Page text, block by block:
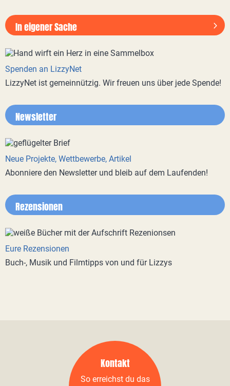
In eigener Sache
Spenden an LizzyNet
LizzyNet ist gemeinnützig. Wir freuen uns über jede Spende!
Newsletter
Neue Projekte, Wettbewerbe, Artikel
Abonniere den Newsletter und bleib auf dem Laufenden!
Rezensionen
Eure Rezensionen
Buch-, Musik und Filmtipps von und für Lizzys
Kontakt
So erreichst du das